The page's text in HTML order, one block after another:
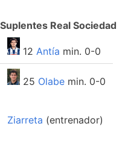
Suplentes Real Sociedad
12 Antía min. 0-0
25 Olabe min. 0-0
Ziarreta (entrenador)